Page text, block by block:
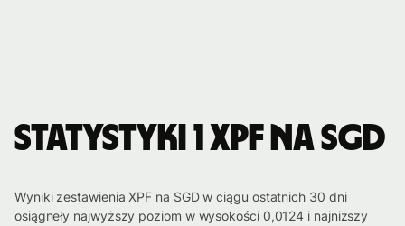
Statystyki 1 XPF na SGD
Wyniki zestawienia XPF na SGD w ciągu ostatnich 30 dni
osiągneły najwyższy poziom w wysokości 0,0124 i najniższy